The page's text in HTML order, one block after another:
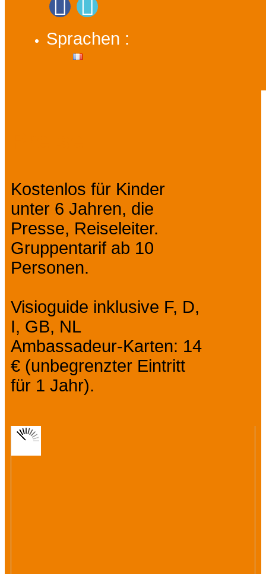
Sprachen :
Kostenlos für Kinder
unter 6 Jahren, die
Presse, Reiseleiter.
Gruppentarif ab 10
Personen.
Visioguide inklusive F, D,
I, GB, NL
Ambassadeur-Karten: 14
€ (unbegrenzter Eintritt
für 1 Jahr).